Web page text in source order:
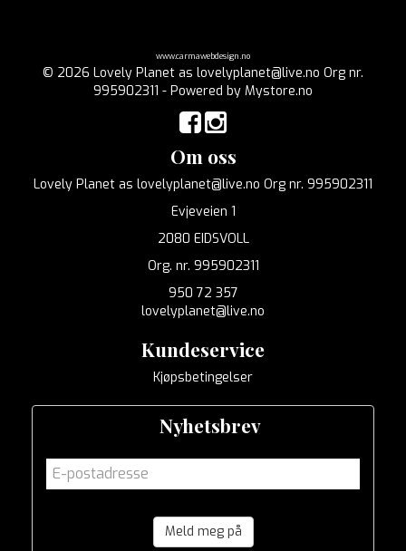
www.carmawebdesign.no
© 2026 Lovely Planet as lovelyplanet@live.no Org nr.
995902311 - Powered by Mystore.no
Om oss
Lovely Planet as lovelyplanet@live.no Org nr. 995902311
Evjeveien 1
2080 EIDSVOLL
Org. nr. 995902311
950 72 357
lovelyplanet@live.no
Kundeservice
Kjøpsbetingelser
Nyhetsbrev
Meld meg på